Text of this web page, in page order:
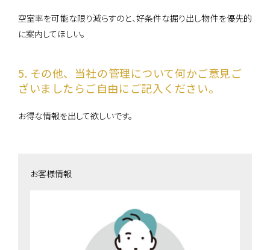
空室率を可能な限り減らすのと、好条件な掘り出し物件を優先的
に案内してほしい。
5. その他、当社の管理について何かご意見ご
ざいましたらご自由にご記入ください。
お得な情報を出して欲しいです。
お客様情報